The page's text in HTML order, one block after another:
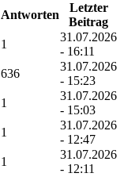
Antworten
Letzter
Beitrag
1
31.07.2026
- 16:11
636
31.07.2026
- 15:23
1
31.07.2026
- 15:03
1
31.07.2026
- 12:47
1
31.07.2026
- 12:11